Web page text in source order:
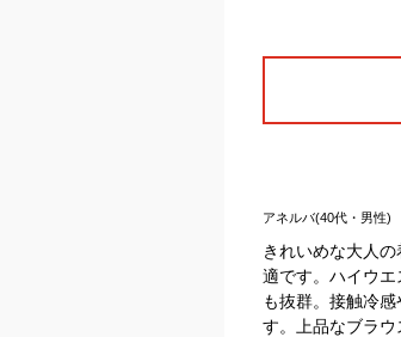
アネルバ(40代・男性)
きれいめな大人
適です。ハイウ
も抜群。接触冷
す。上品なブラ